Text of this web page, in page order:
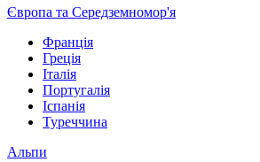
Європа та Середземномор'я
Франція
Греція
Італія
Португалія
Іспанія
Туреччина
Альпи